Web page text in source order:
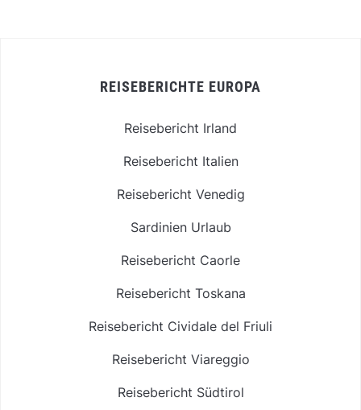
REISEBERICHTE EUROPA
Reisebericht Irland
Reisebericht Italien
Reisebericht Venedig
Sardinien Urlaub
Reisebericht Caorle
Reisebericht Toskana
Reisebericht Cividale del Friuli
Reisebericht Viareggio
Reisebericht Südtirol